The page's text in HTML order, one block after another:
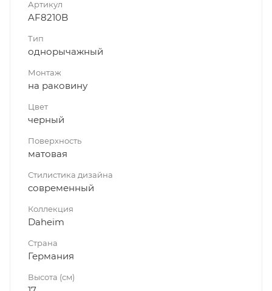
Артикул
AF8210B
Тип
однорычажный
Монтаж
на раковину
Цвет
черный
Поверхность
матовая
Стилистика дизайна
современный
Коллекция
Daheim
Страна
Германия
Высота (см)